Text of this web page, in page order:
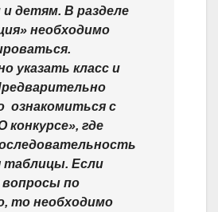
детям. В разделе
необходимо
указать класс и
ознакомиться с
конкурсе», где
таблицы. Если
по
то необходимо